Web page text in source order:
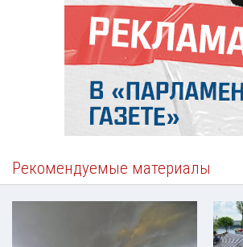
Рекомендуемые материалы